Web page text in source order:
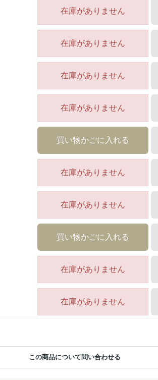
在庫がありません
在庫がありません
在庫がありません
在庫がありません
買い物かごに入れる
在庫がありません
在庫がありません
買い物かごに入れる
在庫がありません
在庫がありません
この商品について問い合わせる